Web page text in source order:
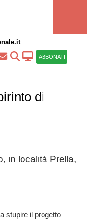
ABBONATI
di
in località Prella,
stupire il progetto